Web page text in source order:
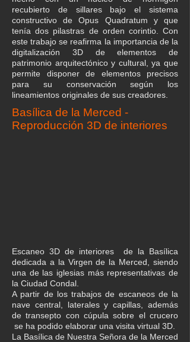
recubierto de sillares bajo el sistema
constructivo de Opus Quadratum y que
tenía dos pilastras de orden corintio. Con
este trabajo se reafirma la importancia de la
digitalización 3D de elementos de
patrimonio arquitectónico y cultural, ya que
permite disponer de elementos precisos
para su conservación según los
lineamientos originales de sus creadores.
Basílica de la Merced -
Reproducción 3D de interiores
Escaneo 3D de interiores de la Basílica
dedicada a la Virgen de la Merced, siendo
una de las iglesias más representativas de
la Ciudad Condal.
A partir de los trabajos de escaneos de la
nave central, laterales y capillas, además
de transepto con cúpula sobre el crucero
se ha podido elaborar una visita virtual 3D.
La Basílica de Nuestra Señora de la Merced